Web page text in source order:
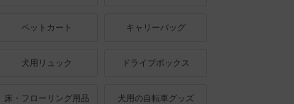
ペットカート キャリーバッグ
犬用リュック ドライブボックス
床・フローリング用品 犬用の自転車グッズ